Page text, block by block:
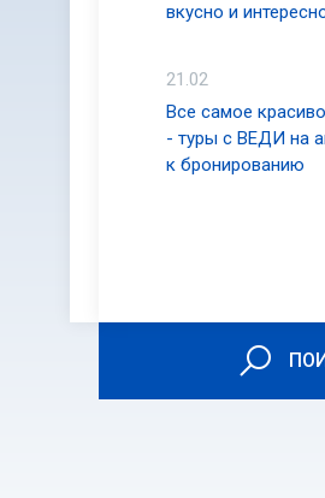
вкусно и
21.02
Все самое
- туры с ВЕДИ на
к бронированию